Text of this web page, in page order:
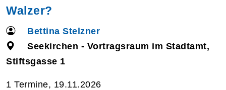
Walzer?
Bettina Stelzner
Seekirchen - Vortragsraum im Stadtamt,
Stiftsgasse 1
1 Termine, 19.11.2026